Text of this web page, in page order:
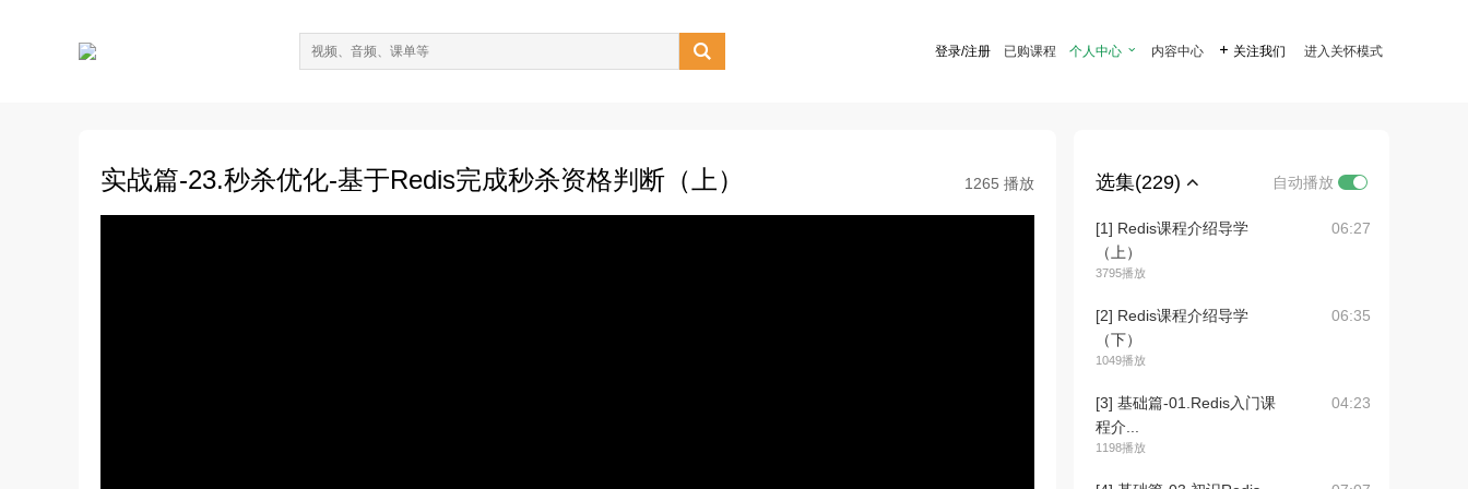
 登录/注册 已购课程 个人中心  内容中心  关注我们 进入关怀模式
实战篇-23.秒杀优化-基于Redis完成秒杀资格判断（上） 1265 播放 选集(229) 自动播放
[1] Redis课程介绍导学
（上）
3795播放
06:27
[2] Redis课程介绍导学
（下）
1049播放
06:35
[3] 基础篇-01.Redis入门课
程介...
1198播放
04:23